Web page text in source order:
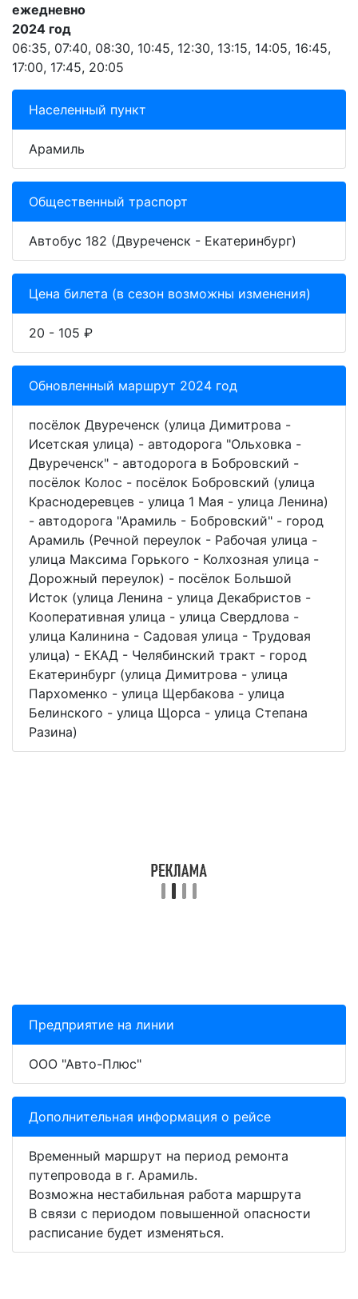
ежедневно
2024 год
06:35, 07:40, 08:30, 10:45, 12:30, 13:15, 14:05, 16:45,
17:00, 17:45, 20:05
Населенный пункт
Арамиль
Общественный траспорт
Автобус 182 (Двуреченск - Екатеринбург)
Цена билета (в сезон возможны изменения)
20 - 105 ₽
Обновленный маршрут 2024 год
посёлок Двуреченск (улица Димитрова -
Исетская улица) - автодорога "Ольховка -
Двуреченск" - автодорога в Бобровский -
посёлок Колос - посёлок Бобровский (улица
Краснодеревцев - улица 1 Мая - улица Ленина)
- автодорога "Арамиль - Бобровский" - город
Арамиль (Речной переулок - Рабочая улица -
улица Максима Горького - Колхозная улица -
Дорожный переулок) - посёлок Большой
Исток (улица Ленина - улица Декабристов -
Кооперативная улица - улица Свердлова -
улица Калинина - Садовая улица - Трудовая
улица) - ЕКАД - Челябинский тракт - город
Екатеринбург (улица Димитрова - улица
Пархоменко - улица Щербакова - улица
Белинского - улица Щорса - улица Степана
Разина)
Предприятие на линии
ООО "Авто-Плюс"
Дополнительная информация о рейсе
Временный маршрут на период ремонта
путепровода в г. Арамиль.
Возможна нестабильная работа маршрута
В связи с периодом повышенной опасности
расписание будет изменяться.